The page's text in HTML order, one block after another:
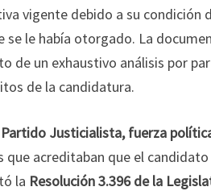
vigente debido a su condición
se le había otorgado. La
de un exhaustivo análisis por
de la candidatura.
Partido Justicialista, fuerza
que acreditaban que el
la Resolución 3.396 de la